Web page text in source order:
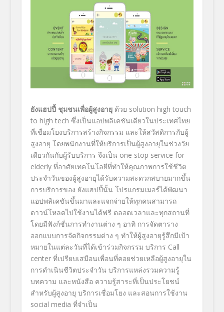
ยังแฮปปี้ ชุมชนเพื่อผู้สูงอายุด้วย solution high touch
to high tech ซึ่งเป็นแอปพลิเคชันเดียวในประเทศไทย
ที่เชื่อมโยงบริการสร้างกิจกรรม และให้สวัสดิการกับผู้
สูงอายุ โดยพนักงานที่ให้บริการเป็นผู้สูงอายุในช่วงวัย
เดียวกันกับผู้รับบริการ จึงเป็น one stop service for
elderly ที่อาศัยเทคโนโลยีที่ทำให้คุณภาพการใช้ชีวิต
ประจำวันของผู้สูงอายุได้รับความสะดวกสบายมากขึ้น
การบริการของ ยังแฮปปี้นั้น โปรแกรมเมอร์ได้พัฒนา
แอปพลิเคชันขึ้นมาและแจกจ่ายให้ทุกคนสามารถ
ดาวน์โหลดไปใช้งานได้ฟรี ตลอดเวลาและทุกสถานที่
โดยมีฟังก์ชั่นการทำงานต่าง ๆ อาทิ การจัดตาราง
ออกแบบการจัดกิจกรรมต่าง ๆ ทำให้ผู้สูงอายุรู้สึกมีเป้า
หมายในแต่ละวันที่ได้เข้าร่วมกิจกรรม บริการ Call
center ที่เปรียบเสมือนเพื่อนที่คอยช่วยเหลือผู้สูงอายุใน
การดำเนินชีวิตประจำวัน บริการแหล่งรวมความรู้
บทความ และหนังสือ ความรู้สาระที่เป็นประโยชน์
สำหรับผู้สูงอายุ บริการเชื่อมโยง และสอนการใช้งาน
social media ที่จำเป็น